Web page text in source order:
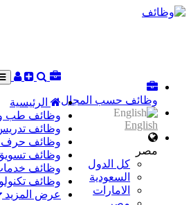
وظائف حسب المجال
English
مصر
كل الدول
السعودية
الامارات
الرئيسية
وظائف طب
وظائف
وظائف حرف
وظائف
وظائف
وظائف
عرض المزيد